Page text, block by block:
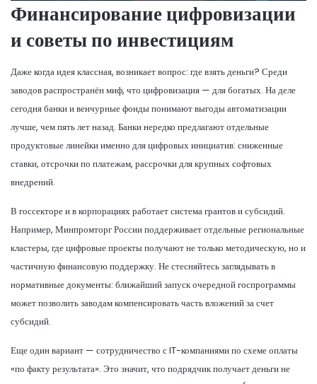
Финансирование цифровизации
и советы по инвестициям
Даже когда идея классная, возникает вопрос: где взять деньги? Среди
заводов распространён миф, что цифровизация — для богатых. На деле
сегодня банки и венчурные фонды понимают выгоды автоматизации
лучше, чем пять лет назад. Банки нередко предлагают отдельные
продуктовые линейки именно для цифровых инициатив: сниженные
ставки, отсрочки по платежам, рассрочки для крупных софтовых
внедрений.
В госсекторе и в корпорациях работает система грантов и субсидий.
Например, Минпромторг России поддерживает отдельные региональные
кластеры, где цифровые проекты получают не только методическую, но и
частичную финансовую поддержку. Не стесняйтесь заглядывать в
нормативные документы: ближайший запуск очередной госпрограммы
может позволить заводам компенсировать часть вложений за счет
субсидий.
Еще один вариант — сотрудничество с IT-компаниями по схеме оплаты
«по факту результата». Это значит, что подрядчик получает деньги не